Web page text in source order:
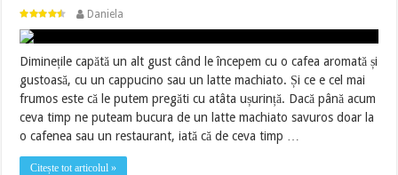
Daniela
Diminețile capătă un alt gust când le începem cu o cafea aromată și
gustoasă, cu un cappucino sau un latte machiato. Și ce e cel mai
frumos este că le putem pregăti cu atâta ușurință. Dacă până acum
ceva timp ne puteam bucura de un latte machiato savuros doar la
o cafenea sau un restaurant, iată că de ceva timp …
Citește tot articolul »